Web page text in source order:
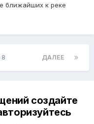
ближайших к реке
ДАЛЕЕ
8
создайте